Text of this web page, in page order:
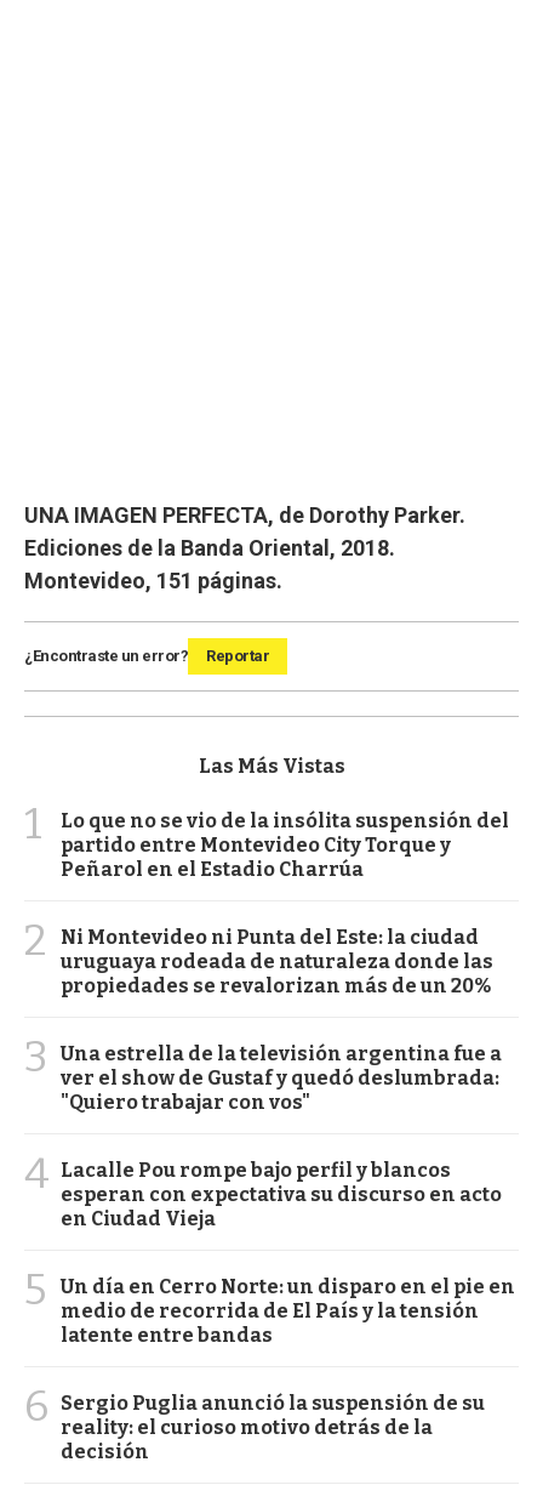
UNA IMAGEN PERFECTA, de Dorothy Parker.
Ediciones de la Banda Oriental, 2018.
Montevideo, 151 páginas.
¿Encontraste un error? Reportar
Las Más Vistas
1
Lo que no se vio de la insólita suspensión del
partido entre Montevideo City Torque y
Peñarol en el Estadio Charrúa
2
Ni Montevideo ni Punta del Este: la ciudad
uruguaya rodeada de naturaleza donde las
propiedades se revalorizan más de un 20%
3
Una estrella de la televisión argentina fue a
ver el show de Gustaf y quedó deslumbrada:
"Quiero trabajar con vos"
4 Lacalle Pou rompe bajo perfil y blancos
esperan con expectativa su discurso en acto
en Ciudad Vieja
5
Un día en Cerro Norte: un disparo en el pie en
medio de recorrida de El País y la tensión
latente entre bandas
6
Sergio Puglia anunció la suspensión de su
reality: el curioso motivo detrás de la
decisión